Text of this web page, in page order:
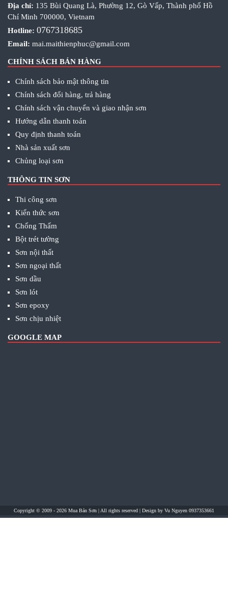
Địa chỉ: 135 Bùi Quang Là, Phường 12, Gò Vấp, Thành phố Hồ
Chí Minh 700000, Vietnam
Hotline: 0767318685
Email: mai.maithienphuc@gmail.com
CHÍNH SÁCH BÁN HÀNG
Chính sách bảo mật thông tin
Chính sách đổi hàng, trả hàng
Chính sách vận chuyển và giao nhận sơn
Hướng dẫn thanh toán
Quy định thanh toán
Nhà sản xuất sơn
Chủng loại sơn
THÔNG TIN SƠN
Thi công sơn
Kiến thức sơn
Chống Thấm
Bột trét tường
Sơn nội thất
Sơn ngoại thất
Sơn dầu
Sơn lót
Sơn epoxy
Sơn chịu nhiệt
GOOGLE MAP
Copyright © 2009 - 2026 Mua Bán Sơn | All rights reserved | Design by Vu Nguyen 0937353661